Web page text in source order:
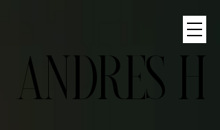
ANDRES H